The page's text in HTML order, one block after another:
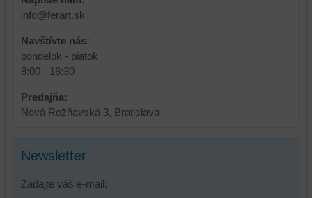
info@ferart.sk
Navštívte nás:
pondelok - piatok
8:00 - 16:30
Predajňa:
Nová Rožňavská 3, Bratislava
Newsletter
Zadajte váš e-mail:
používateľský
účet
alebo
bez
prihlásenia,
skripty
a/alebo
strán,
atď.